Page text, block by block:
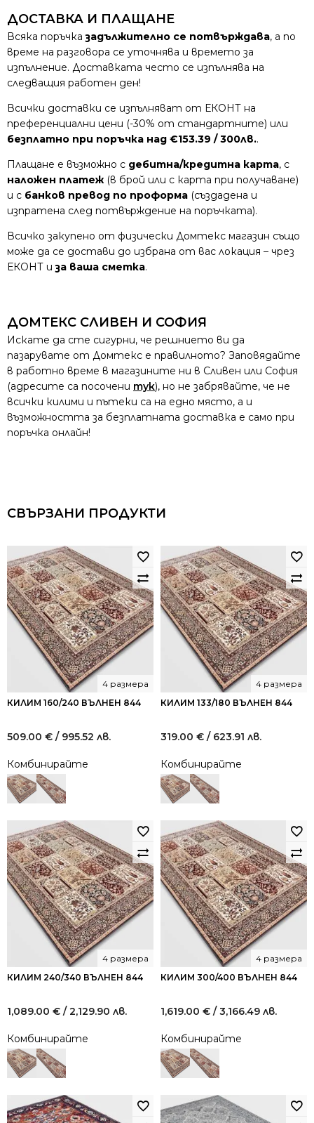
ДОСТАВКА И ПЛАЩАНЕ
Всяка поръчказадължително се потвърждава, а по
време на разговора се уточнява и времето за
изпълнение. Доставката често се изпълнява на
следващия работен ден!
Всички доставки се изпълняват от ЕКОНТ на
преференциални цени (-30% от стандартните) или
безплатно при поръчка над €153.39 / 300лв..
Плащане е възможно с дебитна/кредитна карта, с
наложен платеж (в брой или с карта при получаване)
и с банков превод по проформа (създадена и
изпратена след потвърждение на поръчката).
Всичко закупено от физически Домтекс магазин също
може да се достави до избрана от вас локация – чрез
ЕКОНТ иза ваша сметка.
ДОМТЕКС СЛИВЕН И СОФИЯ
Искате да сте сигурни, че решнието ви да
пазарувате от Домтекс е правилното? Заповядайте
в работно време в магазините ни в Сливен или София
(адресите са посочени тук), но не забрявайте, че не
всички килими и пътеки са на едно място, а и
възможността за безплатната доставка е само при
поръчка онлайн!
СВЪРЗАНИ ПРОДУКТИ
КИЛИМ 160/240 ВЪЛНЕН 844
4 размера
509.00 € / 995.52 лв.
Комбинирайте
КИЛИМ 133/180 ВЪЛНЕН 844
4 размера
319.00 € / 623.91 лв.
Комбинирайте
КИЛИМ 240/340 ВЪЛНЕН 844
4 размера
1,089.00 € / 2,129.90 лв.
Комбинирайте
КИЛИМ 300/400 ВЪЛНЕН 844
4 размера
1,619.00 € / 3,166.49 лв.
Комбинирайте